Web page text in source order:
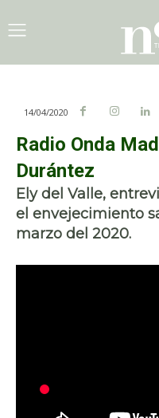
14/04/2020
Radio Onda
Durántez
Ely del Valle,
el envejecimiento
marzo del 2020.